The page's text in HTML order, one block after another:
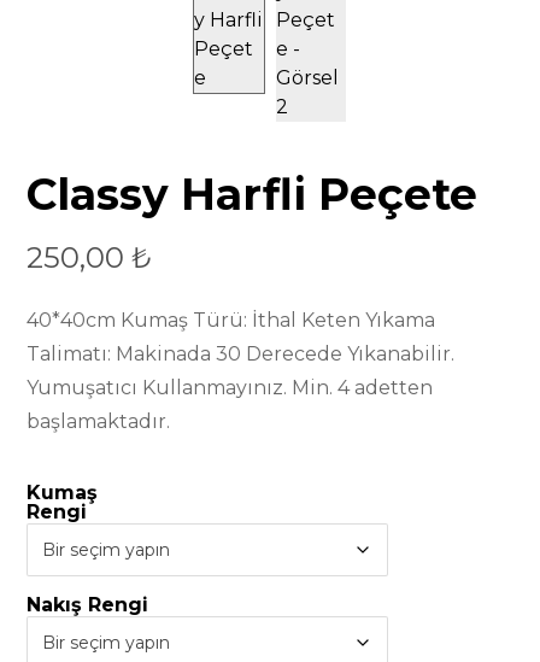
Classy Harfli Peçete
250,00₺
40*40cm Kumaş Türü: İthal Keten Yıkama
Talimatı: Makinada 30 Derecede Yıkanabilir.
Yumuşatıcı Kullanmayınız. Min. 4 adetten
başlamaktadır.
Kumaş
Rengi
Nakış Rengi